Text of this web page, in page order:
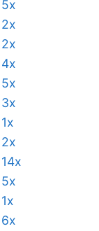
5x
2x
2x
4x
5x
3x
1x
2x
14x
5x
1x
6x